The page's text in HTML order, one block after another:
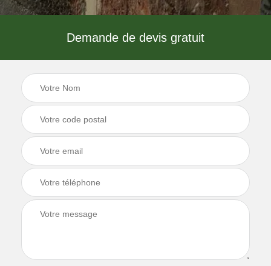
Demande de devis gratuit